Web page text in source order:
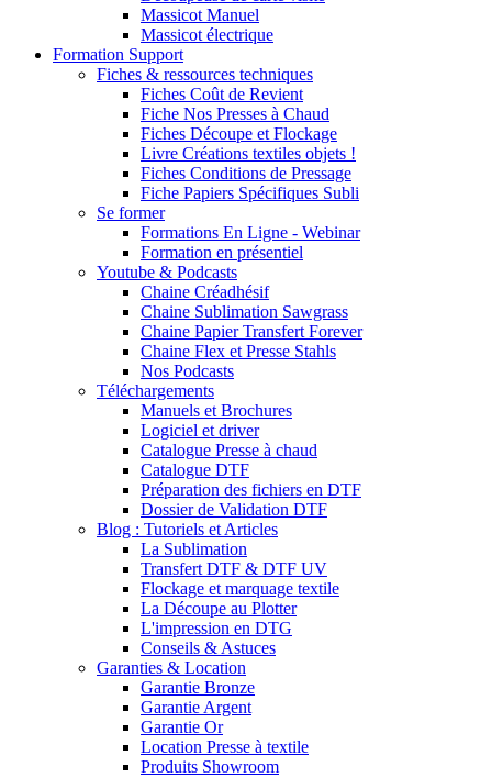
Massicot Manuel
Massicot électrique
Formation Support
Fiches & ressources techniques
Fiches Coût de Revient
Fiche Nos Presses à Chaud
Fiches Découpe et Flockage
Livre Créations textiles objets !
Fiches Conditions de Pressage
Fiche Papiers Spécifiques Subli
Se former
Formations En Ligne - Webinar
Formation en présentiel
Youtube & Podcasts
Chaine Créadhésif
Chaine Sublimation Sawgrass
Chaine Papier Transfert Forever
Chaine Flex et Presse Stahls
Nos Podcasts
Téléchargements
Manuels et Brochures
Logiciel et driver
Catalogue Presse à chaud
Catalogue DTF
Préparation des fichiers en DTF
Dossier de Validation DTF
Blog : Tutoriels et Articles
La Sublimation
Transfert DTF & DTF UV
Flockage et marquage textile
La Découpe au Plotter
L'impression en DTG
Conseils & Astuces
Garanties & Location
Garantie Bronze
Garantie Argent
Garantie Or
Location Presse à textile
Produits Showroom